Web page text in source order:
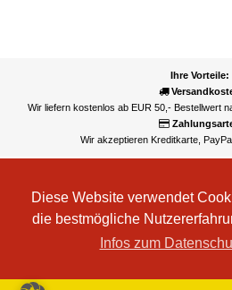
Diese Website verwendet
die bestmögliche
Infos zum
Ihre Vorteile:
Wir liefern kostenlos ab EUR 50,- Bestellwert
Wir akzeptieren Kreditkarte,